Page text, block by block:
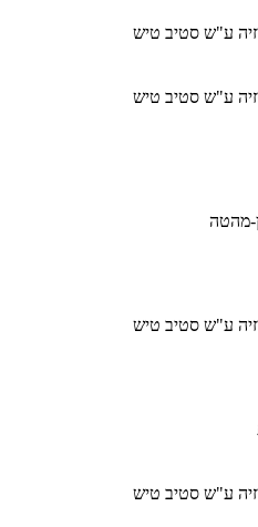
ע"ש סטיב טיש
ע"ש סטיב טיש
מהטה
ע"ש סטיב טיש
ע"ש סטיב טיש